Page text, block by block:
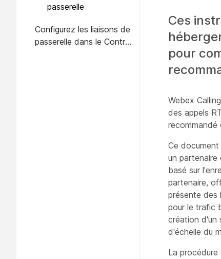
passerelle
Configurez les liaisons de
passerelle dans le Control
Ces
pour
Webex
des appels
recommandé
Ce
un
basé sur
partenaire,
présente des
pour le trafic
création d'un
d'échelle du
La